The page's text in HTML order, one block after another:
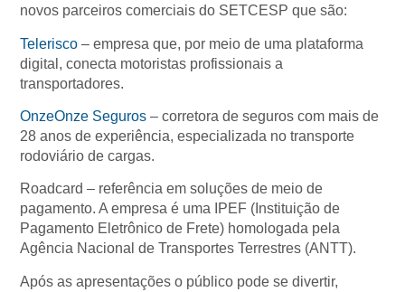
novos parceiros comerciais do SETCESP que são:
Telerisco – empresa que, por meio de uma plataforma
digital, conecta motoristas profissionais a
transportadores.
OnzeOnze Seguros – corretora de seguros com mais de
28 anos de experiência, especializada no transporte
rodoviário de cargas.
Roadcard – referência em soluções de meio de
pagamento. A empresa é uma IPEF (Instituição de
Pagamento Eletrônico de Frete) homologada pela
Agência Nacional de Transportes Terrestres (ANTT).
Após as apresentações o público pode se divertir,